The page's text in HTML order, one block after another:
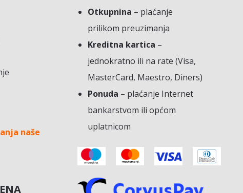
naše
Otkupnina – plaćanje
prilikom preuzimanja
Kreditna kartica –
jednokratno ili na rate (Visa,
MasterCard, Maestro, Diners)
Ponuda – plaćanje Internet
bankarstvom ili općom
uplatnicom